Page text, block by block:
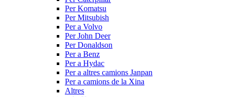
Per Komatsu
Per Mitsubish
Per a Volvo
Per John Deer
Per Donaldson
Per a Benz
Per a Hydac
Per a altres camions Janpan
Per a camions de la Xina
Altres